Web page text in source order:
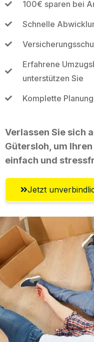
100€ sparen bei
Schnelle
Erfahrene
unterstützen Sie
Komplette
Verlassen Sie sich
Gütersloh, um
einfach und
Jetzt